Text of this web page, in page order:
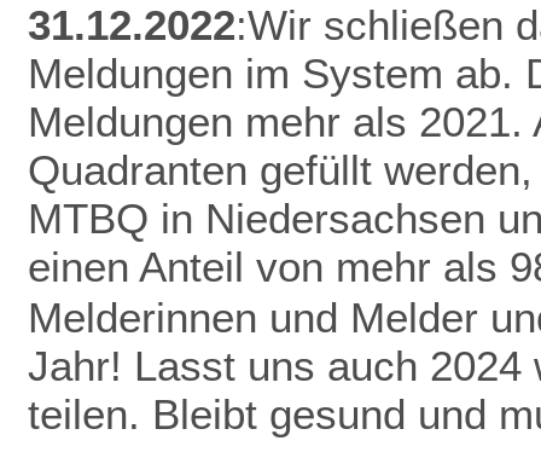
31.12.2022:Wir schließen
Meldungen im System ab.
Meldungen mehr als 2021.
Quadranten gefüllt
MTBQ in Niedersachsen
einen Anteil von mehr als
Melderinnen und Melder
Jahr! Lasst uns auch 2024
teilen. Bleibt gesund und